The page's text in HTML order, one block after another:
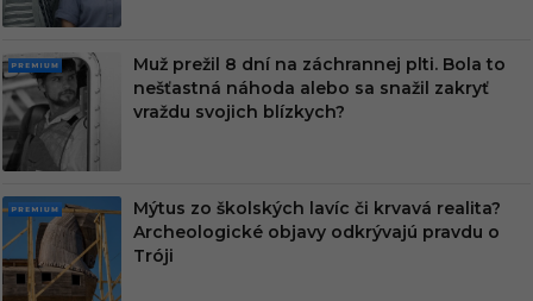
PRE
MIU
M
Muž prežil 8 dní na záchrannej plti. Bola to
nešťastná náhoda alebo sa snažil zakryť
vraždu svojich blízkych?
PRE
MIU
M
Mýtus zo školských lavíc či krvavá realita?
Archeologické objavy odkrývajú pravdu o
Tróji